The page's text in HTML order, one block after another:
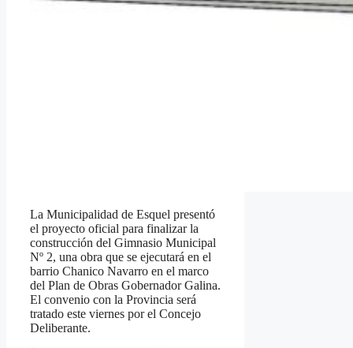
La Municipalidad de Esquel presentó
el proyecto oficial para finalizar la
construcción del Gimnasio Municipal
Nº 2, una obra que se ejecutará en el
barrio Chanico Navarro en el marco
del Plan de Obras Gobernador Galina.
El convenio con la Provincia será
tratado este viernes por el Concejo
Deliberante.